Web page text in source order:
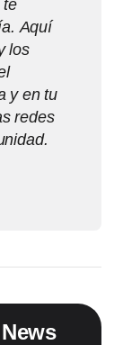
te
Aquí
los
y en tu
redes